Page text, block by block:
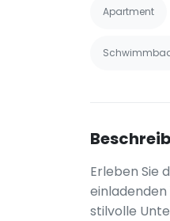
Apartment
Erleben Sie
einladenden
stilvolle